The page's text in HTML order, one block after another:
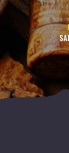
BLOG
A